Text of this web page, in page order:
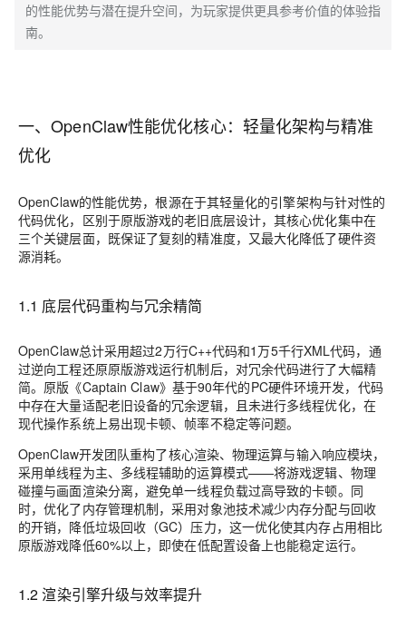
的性能优势与潜在提升空间，为玩家提供更具参考价值的体验指
南。
一、OpenClaw性能优化核心：轻量化架构与精准
优化
OpenClaw的性能优势，根源在于其轻量化的引擎架构与针对性的
代码优化，区别于原版游戏的老旧底层设计，其核心优化集中在
三个关键层面，既保证了复刻的精准度，又最大化降低了硬件资
源消耗。
1.1 底层代码重构与冗余精简
OpenClaw总计采用超过2万行C++代码和1万5千行XML代码，通
过逆向工程还原原版游戏运行机制后，对冗余代码进行了大幅精
简。原版《Captain Claw》基于90年代的PC硬件环境开发，代码
中存在大量适配老旧设备的冗余逻辑，且未进行多线程优化，在
现代操作系统上易出现卡顿、帧率不稳定等问题。
OpenClaw开发团队重构了核心渲染、物理运算与输入响应模块，
采用单线程为主、多线程辅助的运算模式——将游戏逻辑、物理
碰撞与画面渲染分离，避免单一线程负载过高导致的卡顿。同
时，优化了内存管理机制，采用对象池技术减少内存分配与回收
的开销，降低垃圾回收（GC）压力，这一优化使其内存占用相比
原版游戏降低60%以上，即使在低配置设备上也能稳定运行。
1.2 渲染引擎升级与效率提升